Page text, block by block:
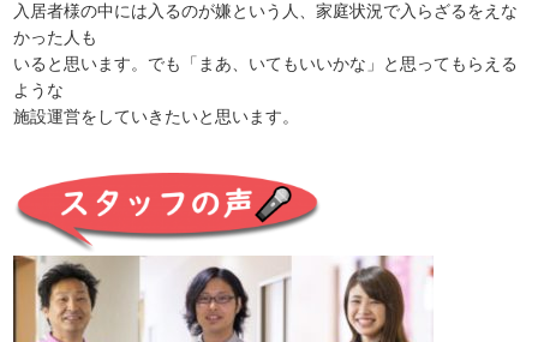
入居者様の中には入るのが嫌という人、家庭状況で入らざるをえな
かった人も
いると思います。でも「まあ、いてもいいかな」と思ってもらえる
ような
施設運営をしていきたいと思います。